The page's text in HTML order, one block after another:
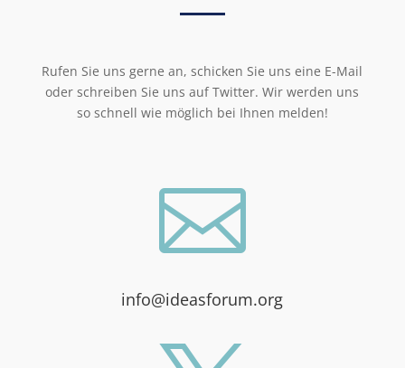
Rufen Sie uns gerne an, schicken Sie uns eine E-Mail
oder schreiben Sie uns auf Twitter. Wir werden uns
so schnell wie möglich bei Ihnen melden!

info@ideasforum.org